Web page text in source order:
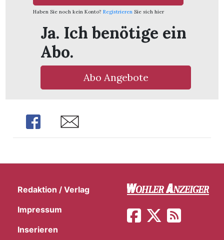
Haben Sie noch kein Konto? Registrieren Sie sich hier
Ja. Ich benötige ein
Abo.
Abo Angebote
Share Share
Redaktion / Verlag
Impressum
Inserieren